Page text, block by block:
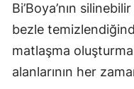
Bi’Boya’nın
bezle
matlaşma
alanlarının her